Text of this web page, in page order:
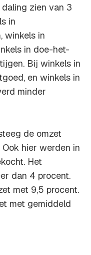
zien van 3
in
winkels in
in doe-het-
Bij winkels in
en winkels in
minder
de omzet
hier werden in
Het
dan 4 procent.
met 9,5 procent.
met gemiddeld